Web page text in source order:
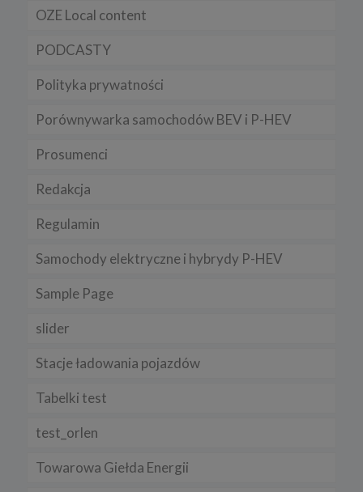
OZE Local content
PODCASTY
Polityka prywatności
Porównywarka samochodów BEV i P-HEV
Prosumenci
Redakcja
Regulamin
Samochody elektryczne i hybrydy P-HEV
Sample Page
slider
Stacje ładowania pojazdów
Tabelki test
test_orlen
Towarowa Giełda Energii